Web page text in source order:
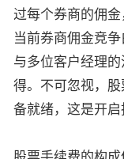
过每个券商的佣金
当前券商佣金竞
与多位客户经理
得。不可忽视，
备就绪，这是开启